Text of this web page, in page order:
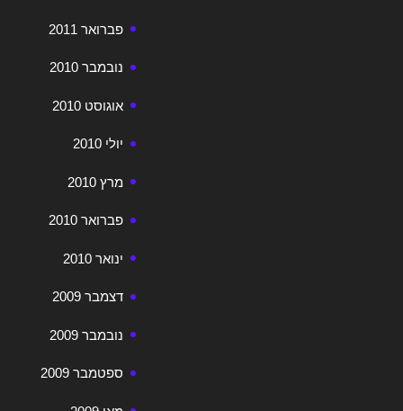
פברואר 2011
נובמבר 2010
אוגוסט 2010
יולי 2010
מרץ 2010
פברואר 2010
ינואר 2010
דצמבר 2009
נובמבר 2009
ספטמבר 2009